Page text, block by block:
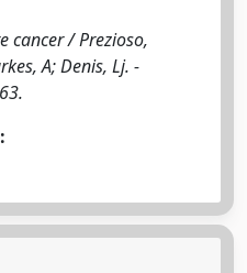
cancer / Prezioso,
A; Denis, Lj. -